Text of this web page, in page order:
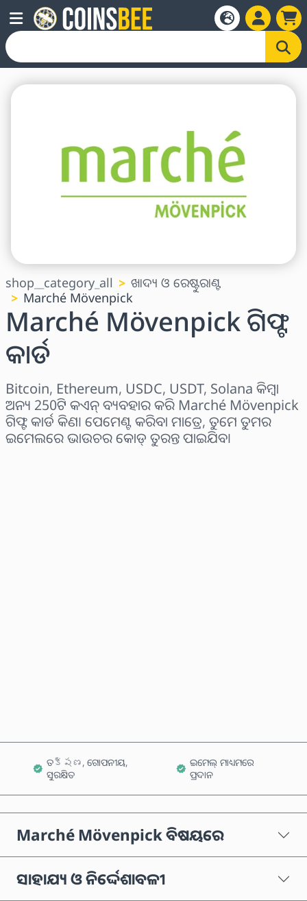
shop__category_all
ଖାଦ୍ୟ ଓ ରେଷ୍ଟୁରାଣ୍ଟ
Marché Mövenpick
Marché Mövenpick ଗିଫ୍ଟ
କାର୍ଡ
Bitcoin, Ethereum, USDC, USDT, Solana କିମ୍ବା
ଅନ୍ୟ 250ଟି କଏନ୍ ବ୍ୟବହାର କରି Marché Mövenpick
ଗିଫ୍ଟ କାର୍ଡ କିଣ। ପେମେଣ୍ଟ କରିବା ମାତ୍ରେ, ତୁମେ ତୁମର
ଇମେଲରେ ଭାଉଚର କୋଡ୍ ତୁରନ୍ତ ପାଇଯିବ।
ତక్షణ, ଗୋପନୀୟ,
ସୁରକ୍ଷିତ
ଇମେଲ୍ ମାଧ୍ୟମରେ
ପ୍ରଦାନ
Marché Mövenpick ବିଷୟରେ
ସାହାଯ୍ୟ ଓ ନିର୍ଦ୍ଦେଶାବଳୀ